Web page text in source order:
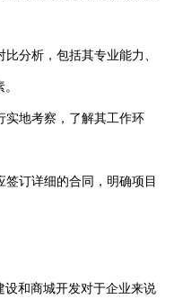
分析，包括其专业能力、
地考察，了解其工作环
订详细的合同，明确项目
和商城开发对于企业来说